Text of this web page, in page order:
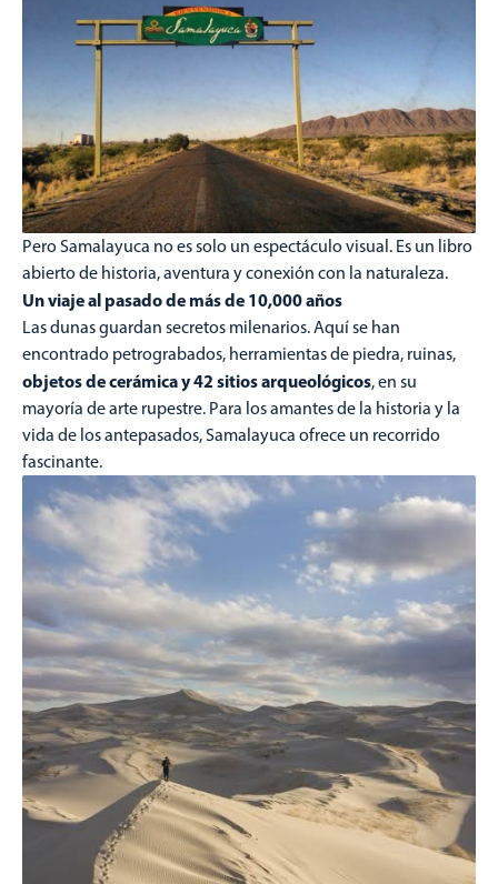
Pero Samalayuca no es solo un espectáculo visual. Es un libro
abierto de historia, aventura y conexión con la naturaleza.
Un viaje al pasado de más de 10,000 años
Las dunas guardan secretos milenarios. Aquí se han
encontrado petrograbados, herramientas de piedra, ruinas,
objetos de cerámica y 42 sitios arqueológicos, en su
mayoría de arte rupestre. Para los amantes de la historia y la
vida de los antepasados, Samalayuca ofrece un recorrido
fascinante.